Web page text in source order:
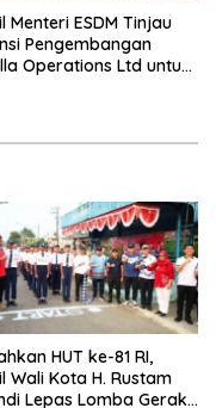
Menteri ESDM Tinjau
Pengembangan
Operations Ltd untuk
HUT ke-81 RI,
Wali Kota H. Rustam
Lepas Lomba Gerak